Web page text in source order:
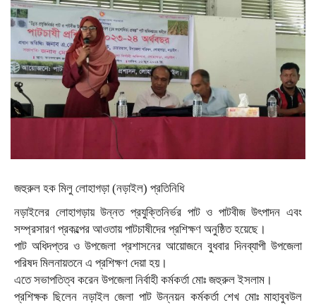
জহুরুল হক মিলু লোহাগড়া (নড়াইল) প্রতিনিধি
নড়াইলের লোহাগড়ায় উন্নত প্রযুক্তিনির্ভর পাট ও পাটবীজ উৎপাদন এবং
সম্প্রসারণ প্রকল্পের আওতায় পাটচাষীদের প্রশিক্ষণ অনুষ্ঠিত হয়েছে।
পাট অধিদপ্তর ও উপজেলা প্রশাসনের আয়োজনে বুধবার দিনব্যাপী উপজেলা
পরিষদ মিলনায়তনে এ প্রশিক্ষণ দেয়া হয়।
এতে সভাপতিত্ব করেন উপজেলা নির্বাহী কর্মকর্তা মোঃ জহুরুল ইসলাম।
প্রশিক্ষক ছিলেন নড়াইল জেলা পাট উন্নয়ন কর্মকর্তা শেখ মোঃ মাহাবুবউল